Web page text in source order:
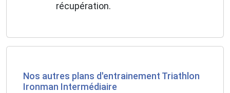
récupération.
Nos autres plans d'entrainement Triathlon
Ironman Intermédiaire